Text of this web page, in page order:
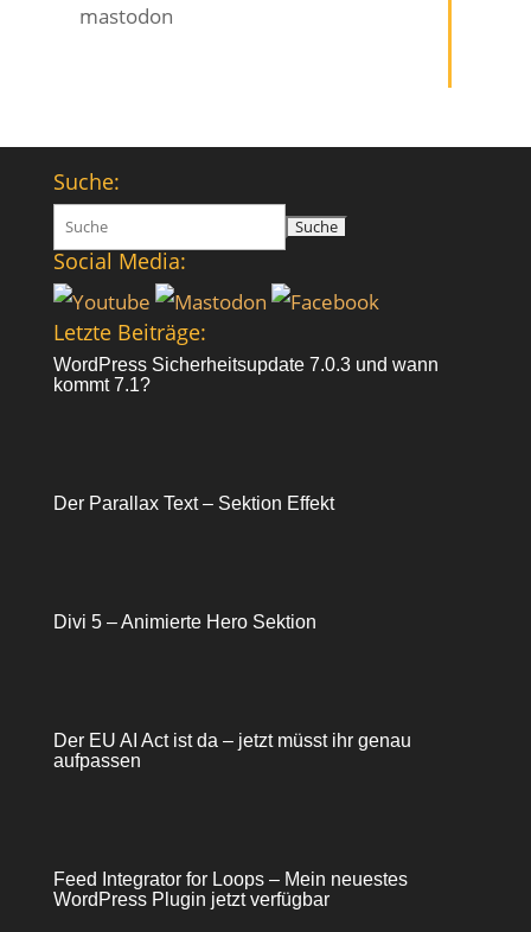
mastodon
Suche:
Suchen
nach:
Social Media:
Letzte Beiträge:
WordPress Sicherheitsupdate 7.0.3 und wann
kommt 7.1?
Der Parallax Text – Sektion Effekt
Divi 5 – Animierte Hero Sektion
Der EU AI Act ist da – jetzt müsst ihr genau
aufpassen
Feed Integrator for Loops – Mein neuestes
WordPress Plugin jetzt verfügbar